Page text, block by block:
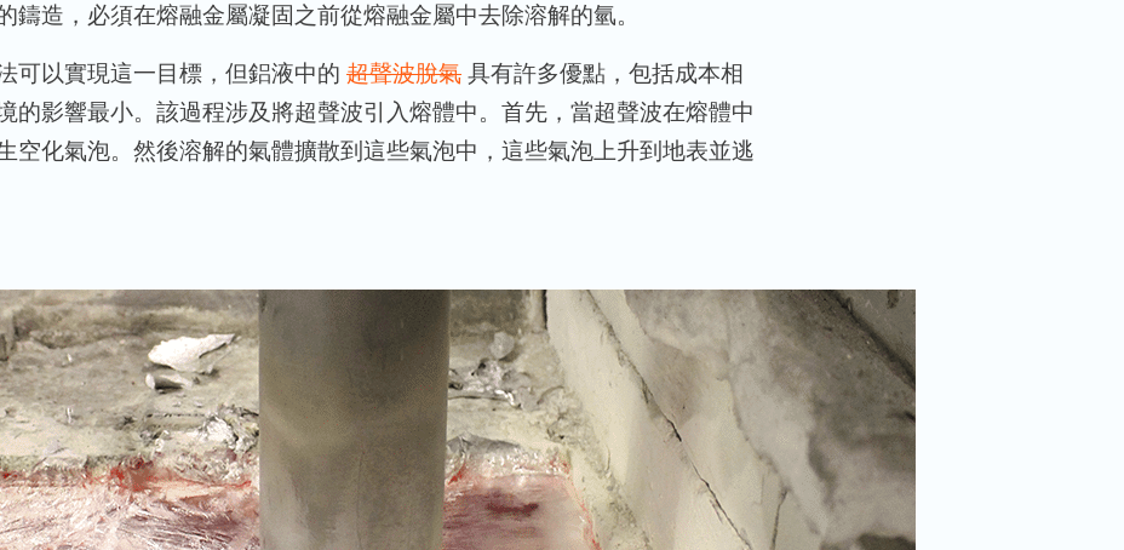
鑄造，必須在熔融金屬凝固之前從熔融金屬中去除溶解的氫。
可以實現這一目標，但鋁液中的 超聲波脫氣 具有許多優點，包括成本相
的影響最小。該過程涉及將超聲波引入熔體中。首先，當超聲波在熔體中
空化氣泡。然後溶解的氣體擴散到這些氣泡中，這些氣泡上升到地表並逃